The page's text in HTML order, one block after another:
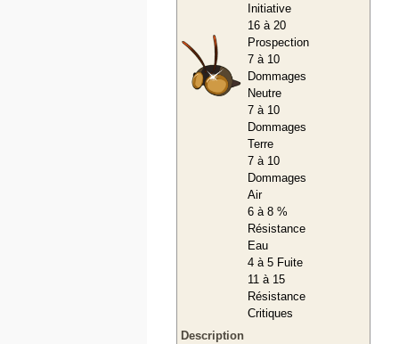
Initiative
16 à 20
Prospection
7 à 10
Dommages
Neutre
7 à 10
Dommages
Terre
7 à 10
Dommages
Air
6 à 8 %
Résistance
Eau
4 à 5 Fuite
11 à 15
Résistance
Critiques
Description